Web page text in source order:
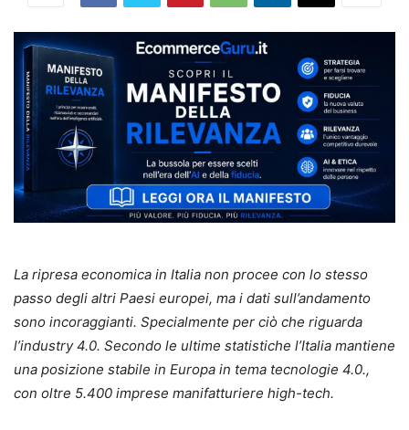
La ripresa economica in Italia non procee con lo stesso
passo degli altri Paesi europei, ma i dati sull’andamento
sono incoraggianti. Specialmente per ciò che riguarda
l’industry 4.0. Secondo le ultime statistiche l’Italia mantiene
una posizione stabile in Europa in tema tecnologie 4.0.,
con oltre 5.400 imprese manifatturiere high-tech.